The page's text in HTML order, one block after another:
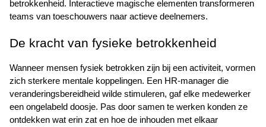
betrokkenheid. Interactieve magische elementen transformeren
teams van toeschouwers naar actieve deelnemers.
De kracht van fysieke betrokkenheid
Wanneer mensen fysiek betrokken zijn bij een activiteit, vormen
zich sterkere mentale koppelingen. Een HR-manager die
veranderingsbereidheid wilde stimuleren, gaf elke medewerker
een ongelabeld doosje. Pas door samen te werken konden ze
ontdekken wat erin zat en hoe de inhouden met elkaar